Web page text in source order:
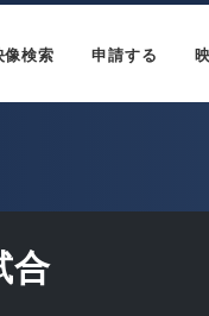
像検索 申請する
合